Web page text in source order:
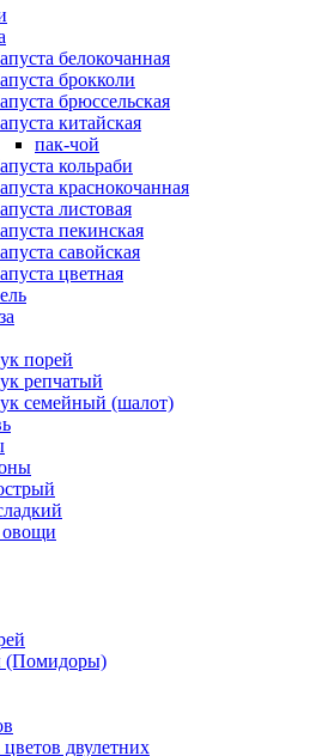
белокочанная
брокколи
брюссельская
китайская
пак-чой
кольраби
краснокочанная
листовая
пекинская
савойская
цветная
порей
репчатый
семейный (шалот)
овощи
(Помидоры)
двулетних